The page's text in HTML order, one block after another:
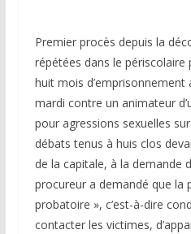
Premier procès depuis la
répétées dans le périscolaire
huit mois d’emprisonnement
mardi contre un animateur
pour agressions sexuelles
débats tenus à huis clos
de la capitale, à la demande
procureur a demandé que la
probatoire », c’est-à-dire
contacter les victimes,